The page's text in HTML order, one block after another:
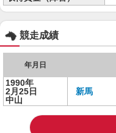
競走成績
年月日
1990年
2月25日
中山
新馬